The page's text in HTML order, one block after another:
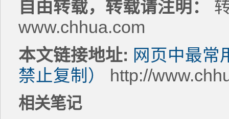
自由转载，转载请注明：
www.chhua.com
本文链接地址: 网页中最常
禁止复制）
http://
相关笔记